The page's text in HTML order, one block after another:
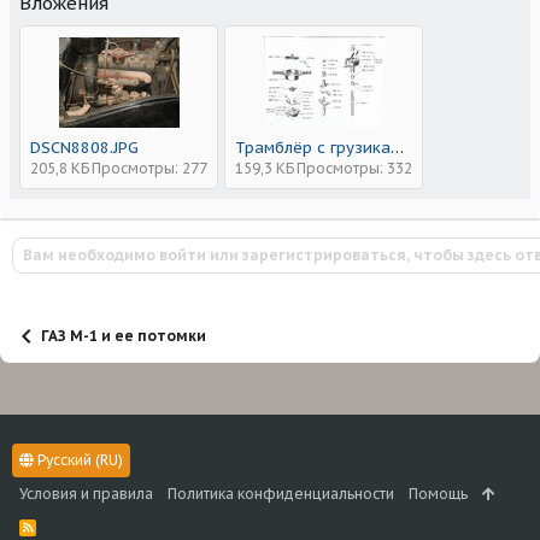
DSCN8808.JPG
205,8 КБ Просмотры: 277
Трамблёр с грузиками1 (1).jpg
159,3 КБ Просмотры: 332
Вам необходимо войти или зарегистрироваться, чтобы здесь
ГАЗ М-1 и ее потомки
Русский (RU)
Условия и правила
Политика конфиденциальности Помощь
R